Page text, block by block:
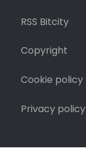
RSS Bitcity
Copyright
Cookie policy
Privacy policy